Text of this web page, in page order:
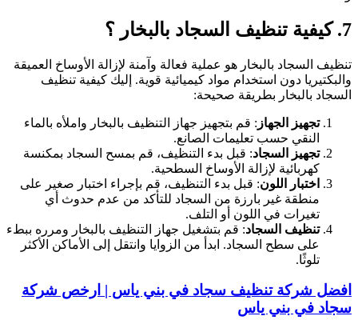
7. كيفية تنظيف السجاد بالبخار ؟
تنظيف السجاد بالبخار هو عملية فعالة وآمنة لإزالة الأوساخ العميقة
والبكتيريا دون استخدام مواد كيميائية قوية. إليك كيفية تنظيف
السجاد بالبخار بطريقة صحيحة:
تجهيز الجهاز : قم بتجهيز جهاز التنظيف بالبخار واملأه بالماء
النقي حسب تعليمات الصانع.
تجهيز السجاد: قبل بدء التنظيف، قم بمسح السجاد بمكنسة
كهربائية لإزالة الأوساخ السطحية.
اختبار اللون: قبل بدء التنظيف، قم بإجراء اختبار صغير على
منطقة غير بارزة من السجاد للتأكد من عدم حدوث أي
تغيرات في اللون أو التلف.
تنظيف السجاد: قم بتشغيل جهاز التنظيف بالبخار ومرره ببطء
على سطح السجاد. ابدأ من الزوايا وانتقل إلى الأماكن الأكثر
تلوثًا.
افضل شركة تنظيف سجاد في بني ياس | ارخص شركة
سجاد في بني ياس